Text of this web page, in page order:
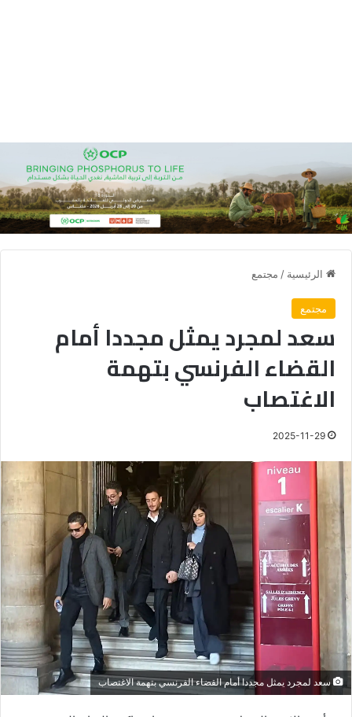
الرئيسية / مجتمع
مجتمع
سعد لمجرد يمثل مجددا أمام
القضاء الفرنسي بتهمة
الاغتصاب
2025-11-29
سعد لمجرد يمثل مجددا أمام القضاء الفرنسي بتهمة الاغتصاب